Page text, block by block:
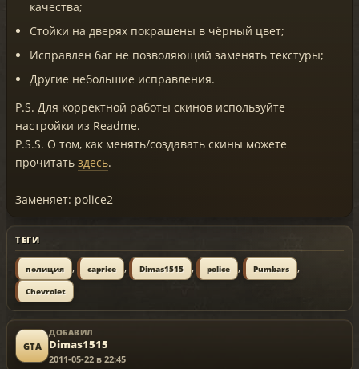
качества;
Стойки на дверях покрашены в чёрный цвет;
Исправлен баг не позволяющий заменять текстуры;
Другие небольшие исправления.
P.S. Для корректной работы скинов используйте
настройки из Readme.
P.S.S. О том, как менять/создавать скины можете
прочитать здесь.
Заменяет: police2
ТЕГИ
полиция , caprice , Dimas1515 , police , Pumbars ,
Chevrolet
GTA
ДОБАВИЛ
Dimas1515
2011-05-22 в 22:45